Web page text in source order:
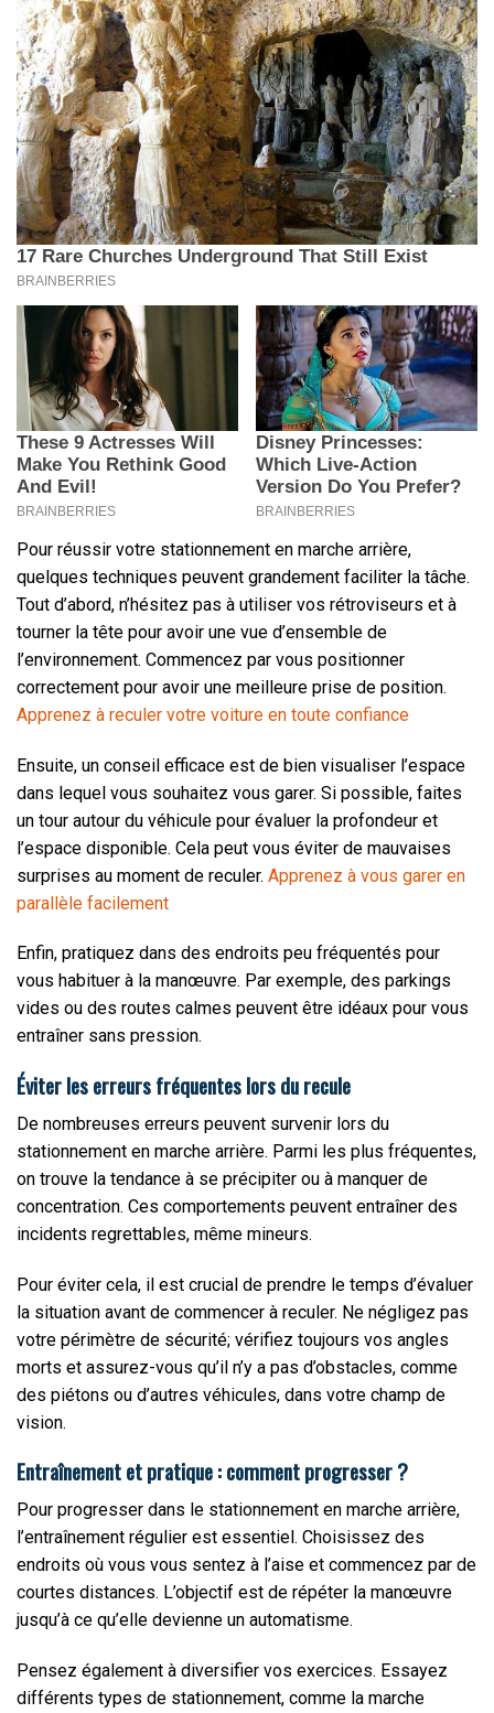
Pour réussir votre stationnement en marche arrière,
quelques techniques peuvent grandement faciliter la tâche.
Tout d’abord, n’hésitez pas à utiliser vos rétroviseurs et à
tourner la tête pour avoir une vue d’ensemble de
l’environnement. Commencez par vous positionner
correctement pour avoir une meilleure prise de position.
Apprenez à reculer votre voiture en toute confiance
Ensuite, un conseil efficace est de bien visualiser l’espace
dans lequel vous souhaitez vous garer. Si possible, faites
un tour autour du véhicule pour évaluer la profondeur et
l’espace disponible. Cela peut vous éviter de mauvaises
surprises au moment de reculer. Apprenez à vous garer en
parallèle facilement
Enfin, pratiquez dans des endroits peu fréquentés pour
vous habituer à la manœuvre. Par exemple, des parkings
vides ou des routes calmes peuvent être idéaux pour vous
entraîner sans pression.
Éviter les erreurs fréquentes lors du recule
De nombreuses erreurs peuvent survenir lors du
stationnement en marche arrière. Parmi les plus fréquentes,
on trouve la tendance à se précipiter ou à manquer de
concentration. Ces comportements peuvent entraîner des
incidents regrettables, même mineurs.
Pour éviter cela, il est crucial de prendre le temps d’évaluer
la situation avant de commencer à reculer. Ne négligez pas
votre périmètre de sécurité; vérifiez toujours vos angles
morts et assurez-vous qu’il n’y a pas d’obstacles, comme
des piétons ou d’autres véhicules, dans votre champ de
vision.
Entraînement et pratique : comment progresser ?
Pour progresser dans le stationnement en marche arrière,
l’entraînement régulier est essentiel. Choisissez des
endroits où vous vous sentez à l’aise et commencez par de
courtes distances. L’objectif est de répéter la manœuvre
jusqu’à ce qu’elle devienne un automatisme.
Pensez également à diversifier vos exercices. Essayez
différents types de stationnement, comme la marche